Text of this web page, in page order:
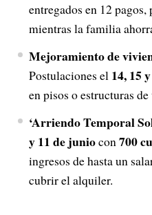
entregados en 12
mientras la familia
Mejoramiento de
Postulaciones el 14, 15
en pisos o estructuras
‘Arriendo Temporal
y 11 de juniocon700
ingresos de hasta un
cubrir el alquiler.